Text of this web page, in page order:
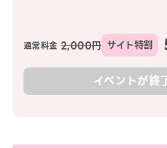
通常料金 2,000円 サイト特割
イベントが終